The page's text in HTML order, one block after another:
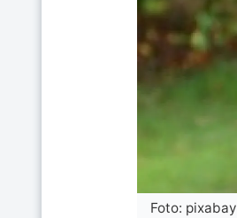
Foto: pixabay